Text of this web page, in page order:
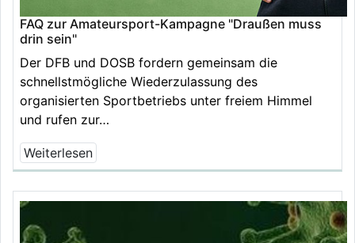
FAQ zur Amateursport-Kampagne "Draußen muss
drin sein"
Der DFB und DOSB fordern gemeinsam die
schnellstmögliche Wiederzulassung des
organisierten Sportbetriebs unter freiem Himmel
und rufen zur…
Weiterlesen